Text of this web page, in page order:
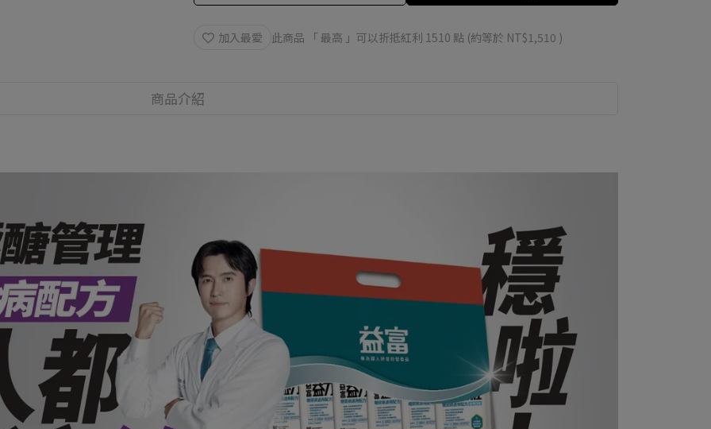
加入最愛 此商品 「 最高 」可以折抵紅利 1510 點 (約等於 NT$1,510 )
商品介紹